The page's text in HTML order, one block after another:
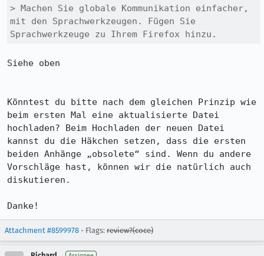
> Machen Sie globale Kommunikation einfacher,
mit den Sprachwerkzeugen. Fügen Sie
Sprachwerkzeuge zu Ihrem Firefox hinzu.
Siehe oben
Könntest du bitte nach dem gleichen Prinzip wie
beim ersten Mal eine aktualisierte Datei
hochladen? Beim Hochladen der neuen Datei
kannst du die Häkchen setzen, dass die ersten
beiden Anhänge „obsolete“ sind. Wenn du andere
Vorschläge hast, können wir die natürlich auch
diskutieren.
Danke!
Attachment #8599978 - Flags: review?(coce)